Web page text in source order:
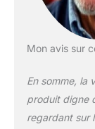
Mon avis sur
En somme, la
produit digne
regardant sur